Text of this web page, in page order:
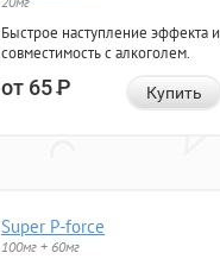
Быстрое наступление эффекта и
совместимость с алкоголем.
от 65Р Купить
Super P-force
100мг + 60мг